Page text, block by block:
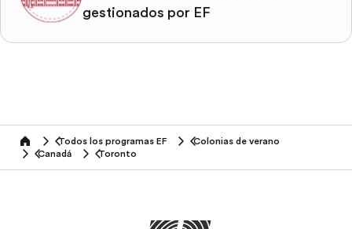
gestionados por EF
home Todos los programas EF
Colonias de verano
Canadá
Toronto